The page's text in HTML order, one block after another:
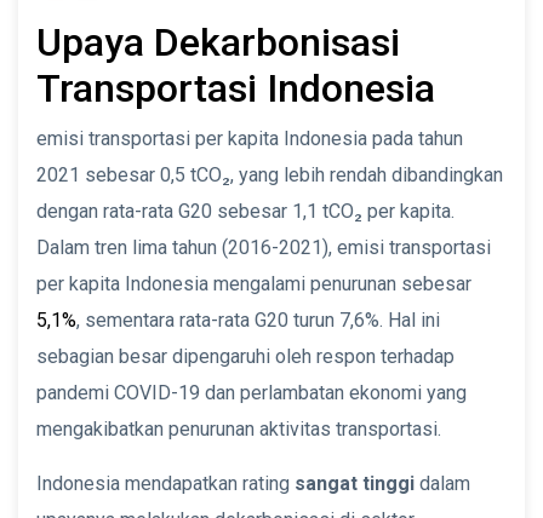
Upaya Dekarbonisasi
Transportasi Indonesia
emisi transportasi per kapita Indonesia pada tahun
2021 sebesar 0,5 tCO₂, yang lebih rendah dibandingkan
dengan rata-rata G20 sebesar 1,1 tCO₂ per kapita.
Dalam tren lima tahun (2016-2021), emisi transportasi
per kapita Indonesia mengalami penurunan sebesar
5,1%, sementara rata-rata G20 turun 7,6%. Hal ini
sebagian besar dipengaruhi oleh respon terhadap
pandemi COVID-19 dan perlambatan ekonomi yang
mengakibatkan penurunan aktivitas transportasi.
Indonesia mendapatkan rating sangat tinggi dalam